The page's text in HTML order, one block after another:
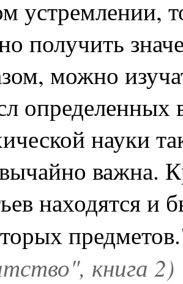
устремлении,
получить
можно
определенных
науки
важна.
находятся и
книга 2)